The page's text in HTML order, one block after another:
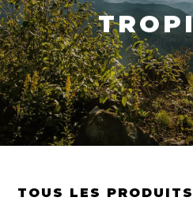
TOUS LES PRODUITS